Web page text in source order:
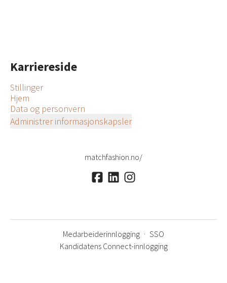
Karriereside
Stillinger
Hjem
Data og personvern
Administrer informasjonskapsler
matchfashion.no/
Medarbeiderinnlogging · SSO
Kandidatens Connect-innlogging